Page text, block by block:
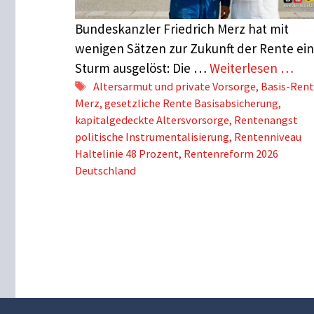
Bundeskanzler Friedrich Merz hat mit
wenigen Sätzen zur Zukunft der Rente
Sturm ausgelöst: Die … Weiterlesen …
Schlagwörter
Altersarmut und private Vorsorge, Basis-
Merz, gesetzliche Rente Basisabsicherung,
kapitalgedeckte Altersvorsorge, Rentenangst
politische Instrumentalisierung, Rentenniveau
Haltelinie 48 Prozent, Rentenreform 2026
Deutschland